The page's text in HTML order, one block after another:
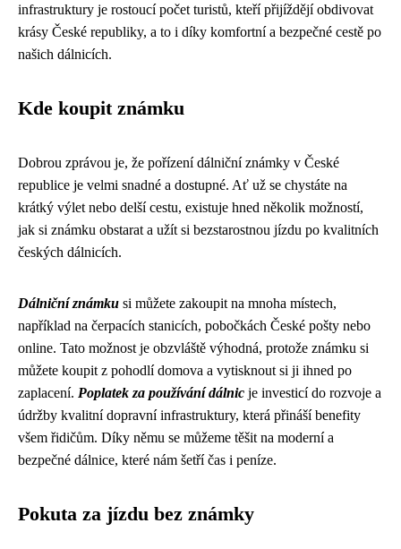
infrastruktury je rostoucí počet turistů, kteří přijíždějí obdivovat
krásy České republiky, a to i díky komfortní a bezpečné cestě po
našich dálnicích.
Kde koupit známku
Dobrou zprávou je, že pořízení dálniční známky v České
republice je velmi snadné a dostupné. Ať už se chystáte na
krátký výlet nebo delší cestu, existuje hned několik možností,
jak si známku obstarat a užít si bezstarostnou jízdu po kvalitních
českých dálnicích.
Dálniční známku si můžete zakoupit na mnoha místech,
například na čerpacích stanicích, pobočkách České pošty nebo
online. Tato možnost je obzvláště výhodná, protože známku si
můžete koupit z pohodlí domova a vytisknout si ji ihned po
zaplacení. Poplatek za používání dálnic je investicí do rozvoje a
údržby kvalitní dopravní infrastruktury, která přináší benefity
všem řidičům. Díky němu se můžeme těšit na moderní a
bezpečné dálnice, které nám šetří čas i peníze.
Pokuta za jízdu bez známky